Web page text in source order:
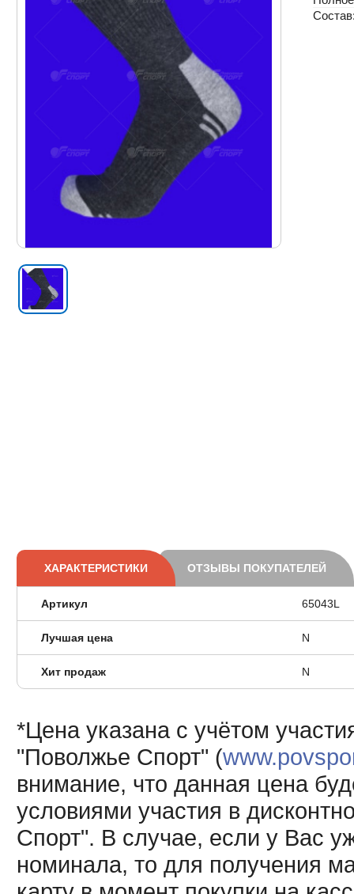
ХАРАКТЕРИСТИКИ ОТЗЫВЫ ПОКУПАТЕЛЕЙ
Артикул 65043L
Лучшая цена N
Хит продаж N
*Цена указана с учётом
"Поволжье Спорт" (
внимание, что данная цена
условиями участия в
Спорт". В случае, если у Вас
номинала, то для получения